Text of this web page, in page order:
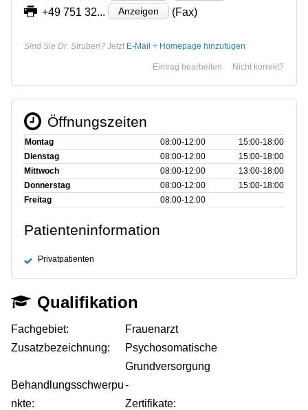
+49 751 32... Anzeigen (Fax)
Sind Sie Dr. Struben? Jetzt E-Mail + Homepage hinzufügen
Nicht korrekt?
Eintrag bearbeiten
Öffnungszeiten
Montag 08:00‑12:00
15:00‑18:00
Dienstag
08:00‑12:00
15:00‑18:00
Mittwoch
08:00‑12:00
13:00‑18:00
Donnerstag
08:00‑12:00
15:00‑18:00
Freitag
08:00‑12:00
Patienteninformation
Privatpatienten
Qualifikation
Fachgebiet:
Frauenarzt
Zusatzbezeichnung:
Psychosomatische
Grundversorgung
Behandlungsschwerpu
nkte:
-
Zertifikate: